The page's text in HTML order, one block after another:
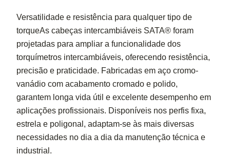
Versatilidade e resistência para qualquer tipo de
torqueAs cabeças intercambiáveis SATA® foram
projetadas para ampliar a funcionalidade dos
torquímetros intercambiáveis, oferecendo resistência,
precisão e praticidade. Fabricadas em aço cromo-
vanádio com acabamento cromado e polido,
garantem longa vida útil e excelente desempenho em
aplicações profissionais. Disponíveis nos perfis fixa,
estrela e poligonal, adaptam-se às mais diversas
necessidades no dia a dia da manutenção técnica e
industrial.